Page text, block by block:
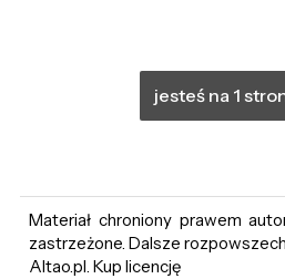
jesteś na 1
Materiał chroniony prawem
zastrzeżone. Dalsze
Altao.pl. Kup licencję